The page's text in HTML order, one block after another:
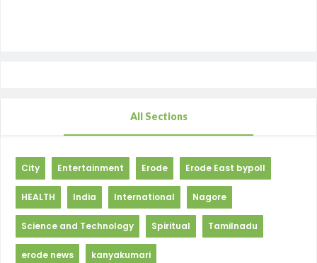
All Sections
City Entertainment Erode Erode East bypoll
HEALTH India International Nagore
Science and Technology Spiritual Tamilnadu
erode news kanyakumari